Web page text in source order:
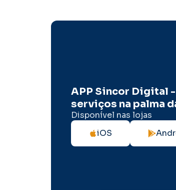
APP Sincor Digital -
serviços na palma
Disponível nas lojas
iOS